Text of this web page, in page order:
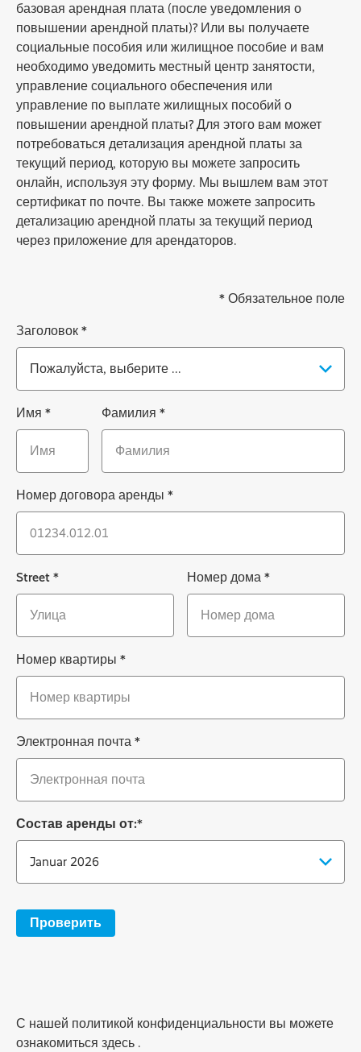
базовая арендная плата (после уведомления о
повышении арендной платы)? Или вы получаете
социальные пособия или жилищное пособие и вам
необходимо уведомить местный центр занятости,
управление социального обеспечения или
управление по выплате жилищных пособий о
повышении арендной платы? Для этого вам может
потребоваться детализация арендной платы за
текущий период, которую вы можете запросить
онлайн, используя эту форму. Мы вышлем вам этот
сертификат по почте. Вы также можете запросить
детализацию арендной платы за текущий период
через приложение для арендаторов.
* Обязательное поле
Заголовок *
Ackbar
Имя * Фамилия *
Номер договора аренды *
Street * Номер дома *
Номер квартиры *
Электронная почта *
Состав аренды от:*
Проверить
С нашей политикой конфиденциальности вы можете
ознакомиться здесь .